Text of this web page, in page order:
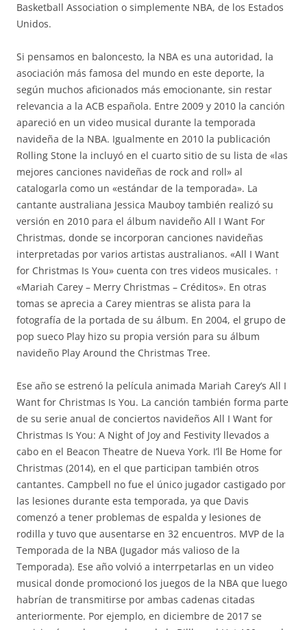
Basketball Association o simplemente NBA, de los Estados
Unidos.
Si pensamos en baloncesto, la NBA es una autoridad, la
asociación más famosa del mundo en este deporte, la
según muchos aficionados más emocionante, sin restar
relevancia a la ACB española. Entre 2009 y 2010 la canción
apareció en un video musical durante la temporada
navideña de la NBA. Igualmente en 2010 la publicación
Rolling Stone la incluyó en el cuarto sitio de su lista de «las
mejores canciones navideñas de rock and roll» al
catalogarla como un «estándar de la temporada». La
cantante australiana Jessica Mauboy también realizó su
versión en 2010 para el álbum navideño All I Want For
Christmas, donde se incorporan canciones navideñas
interpretadas por varios artistas australianos. «All I Want
for Christmas Is You» cuenta con tres videos musicales. ↑
«Mariah Carey – Merry Christmas – Créditos». En otras
tomas se aprecia a Carey mientras se alista para la
fotografía de la portada de su álbum. En 2004, el grupo de
pop sueco Play hizo su propia versión para su álbum
navideño Play Around the Christmas Tree.
Ese año se estrenó la película animada Mariah Carey’s All I
Want for Christmas Is You. La canción también forma parte
de su serie anual de conciertos navideños All I Want for
Christmas Is You: A Night of Joy and Festivity llevados a
cabo en el Beacon Theatre de Nueva York. I’ll Be Home for
Christmas (2014), en el que participan también otros
cantantes. Campbell no fue el único jugador castigado por
las lesiones durante esta temporada, ya que Davis
comenzó a tener problemas de espalda y lesiones de
rodilla y tuvo que ausentarse en 32 encuentros. MVP de la
Temporada de la NBA (Jugador más valioso de la
Temporada). Ese año volvió a interrpetarlas en un video
musical donde promocionó los juegos de la NBA que luego
habrían de transmitirse por ambas cadenas citadas
anteriormente. Por ejemplo, en diciembre de 2017 se